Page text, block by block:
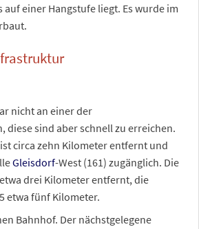
auf einer Hangstufe liegt. Es wurde im
nicht an einer der
diese sind aber schnell zu erreichen.
circa zehn Kilometer entfernt und
Gleisdorf-West (161) zugänglich. Die
drei Kilometer entfernt, die
etwa fünf Kilometer.
Bahnhof. Der nächstgelegene